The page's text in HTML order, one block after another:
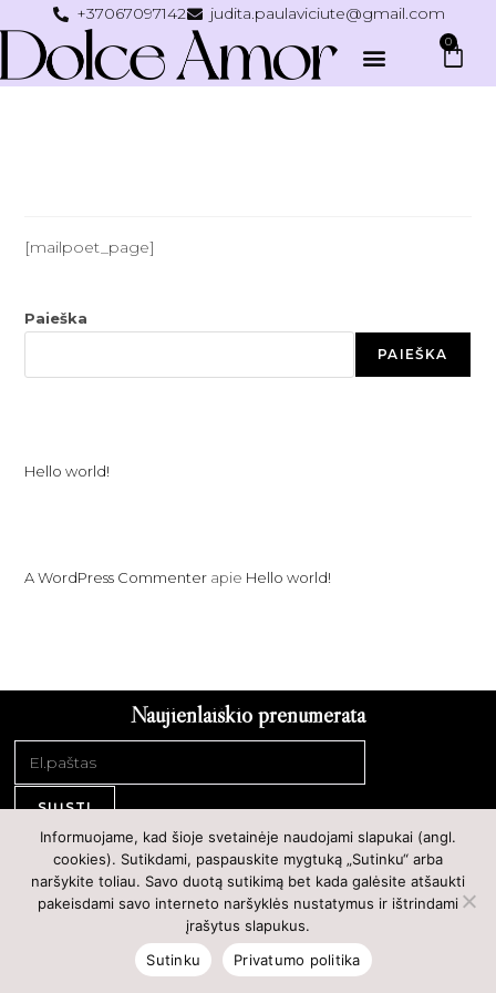
+37067097142 judita.paulaviciute@gmail.com
0
[mailpoet_page]
Paieška
PAIEŠKA
Hello world!
A WordPress Commenter apie Hello world!
Naujienlaiškio prenumerata
SIŲSTI
Prekių grąžinimasPrivatumo politika Kontaktai
Copyright 2021 ©Dolce Amor Powered byGetspace
Informuojame, kad šioje svetainėje naudojami slapukai (angl.
cookies). Sutikdami, paspauskite mygtuką „Sutinku“ arba
naršykite toliau. Savo duotą sutikimą bet kada galėsite atšaukti
pakeisdami savo interneto naršyklės nustatymus ir ištrindami
įrašytus slapukus.
Sutinku
Privatumo politika